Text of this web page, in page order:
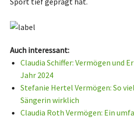
Auch interessant:
Claudia Schiffer: Vermögen und
Jahr 2024
Stefanie Hertel Vermögen: So
Sängerin wirklich
Claudia Roth Vermögen: Ein